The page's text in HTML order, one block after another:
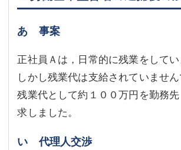
刑事弁護
交通事故
不動産登記
商業登記
調査・書面作成
交通事故
不動産登記
商業登記
調査・書面作成
債務整理
あ 事案
正社員Ａは，日常的に残業をしてい
しかし残業代は支給されていません
残業代として約１００万円を勤務
求しました。
い 代理人交渉